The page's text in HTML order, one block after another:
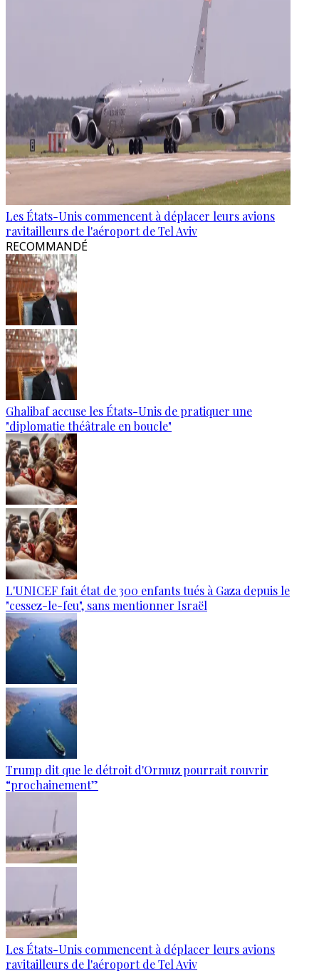
Les États-Unis commencent à déplacer leurs avions
ravitailleurs de l'aéroport de Tel Aviv
RECOMMANDÉ
Ghalibaf accuse les États-Unis de pratiquer une
"diplomatie théâtrale en boucle"
L'UNICEF fait état de 300 enfants tués à Gaza depuis le
"cessez-le-feu", sans mentionner Israël
Trump dit que le détroit d'Ormuz pourrait rouvrir
“prochainement”
Les États-Unis commencent à déplacer leurs avions
ravitailleurs de l'aéroport de Tel Aviv